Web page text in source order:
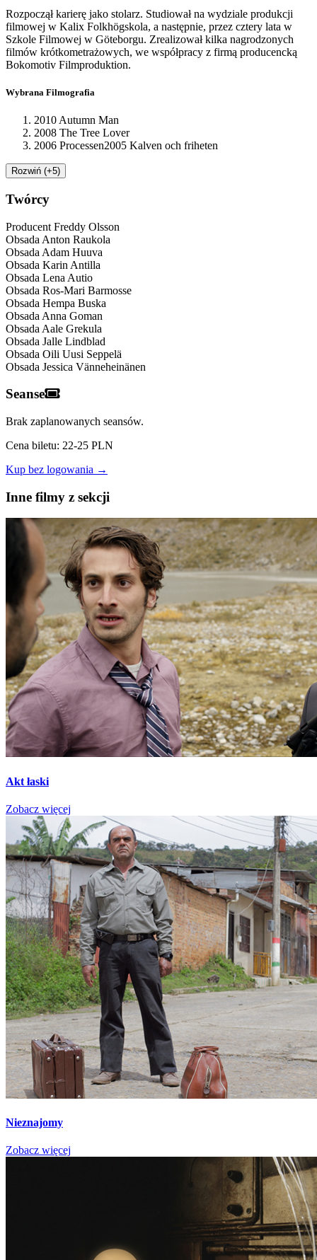
Rozpoczął karierę jako stolarz. Studiował na wydziale produkcji
filmowej w Kalix Folkhögskola, a następnie, przez cztery lata w
Szkole Filmowej w Göteborgu. Zrealizował kilka nagrodzonych
filmów krótkometrażowych, we współpracy z firmą producencką
Bokomotiv Filmproduktion.
Wybrana Filmografia
2010 Autumn Man
2008 The Tree Lover
2006 Processen2005 Kalven och friheten
Rozwiń (+5)
Twórcy
Producent Freddy Olsson
Obsada Anton Raukola
Obsada Adam Huuva
Obsada Karin Antilla
Obsada Lena Autio
Obsada Ros-Mari Barmosse
Obsada Hempa Buska
Obsada Anna Goman
Obsada Aale Grekula
Obsada Jalle Lindblad
Obsada Oili Uusi Seppelä
Obsada Jessica Vänneheinänen
Seanse
Brak zaplanowanych seansów.
Cena biletu: 22-25 PLN
Kup bez logowania →
Inne filmy z sekcji
Akt łaski
Zobacz więcej
Nieznajomy
Zobacz więcej